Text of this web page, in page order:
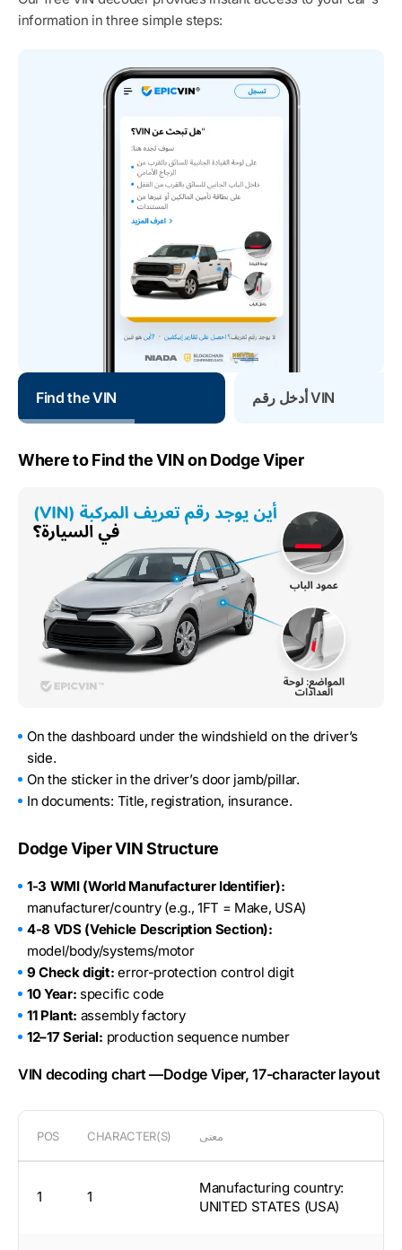
information in three simple steps:
Find the VIN أدخل رقم VIN
Where to Find the VIN on Dodge Viper
On the dashboard under the windshield on the driver’s
side.
On the sticker in the driver’s door jamb/pillar.
In documents: Title, registration, insurance.
Dodge Viper VIN Structure
1-3 WMI (World Manufacturer Identifier):
manufacturer/country (e.g., 1FT = Make, USA)
4-8 VDS (Vehicle Description Section):
model/body/systems/motor
9 Check digit: error-protection control digit
10 Year: specific code
11 Plant: assembly factory
12–17 Serial: production sequence number
VIN decoding chart —Dodge Viper, 17-character layout
POS CHARACTER(S) معنى
1 1
Manufacturing country:
UNITED STATES (USA)